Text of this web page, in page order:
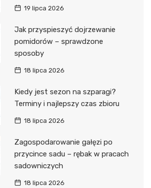
19 lipca 2026
Jak przyspieszyć dojrzewanie
pomidorów – sprawdzone
sposoby
18 lipca 2026
Kiedy jest sezon na szparagi?
Terminy i najlepszy czas zbioru
18 lipca 2026
Zagospodarowanie gałęzi po
przycince sadu – rębak w pracach
sadowniczych
18 lipca 2026